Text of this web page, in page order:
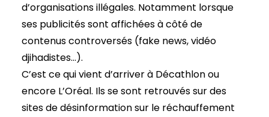
d’organisations illégales. Notamment lorsque
ses publicités sont affichées à côté de
contenus controversés (fake news, vidéo
djihadistes…).
C’est ce qui vient d’arriver à Décathlon ou
encore L’Oréal. Ils se sont retrouvés sur des
sites de désinformation sur le réchauffement